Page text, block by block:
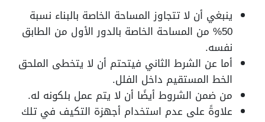
ينبغي أن لا تتجاوز المساحة الخاصة بالبناء نسبة
50% من المساحة الخاصة بالدور الأول من الطابق
نفسه.
أما عن الشرط الثاني فيتحتم أن لا يتخطى الملحق
الخط المستقيم داخل الفلل.
من ضمن الشروط أيضًا أن لا يتم عمل بلكونه له.
علاوةً على عدم استخدام أجهزة التكيف في تلك